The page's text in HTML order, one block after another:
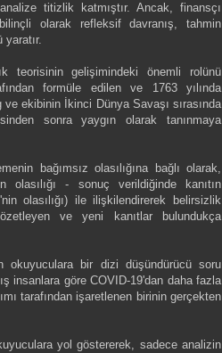
titizlik katmıştır. Ancak, finansçı
olarak refleksif davranış, tahmin
yaratır.
teorisinin gelişimindeki önemli rolünü
formüle edilen ve 1763 yılında
ekibinin İkinci Dünya Savaşı sırasında
sonra yaygın olarak tanınmaya
bağımsız olasılığına bağlı olarak,
olasılığı - sonuç verildiğinde kanıtın
olasılığı) ile ilişkilendirerek belirsizlik
ve yeni kanıtlar bulundukça
okuyuculara bir dizi düşündürücü soru
insanlara göre COVID-19'dan daha fazla
tarafından işaretlenen birinin gerçekten
yol göstererek, sadece analizin